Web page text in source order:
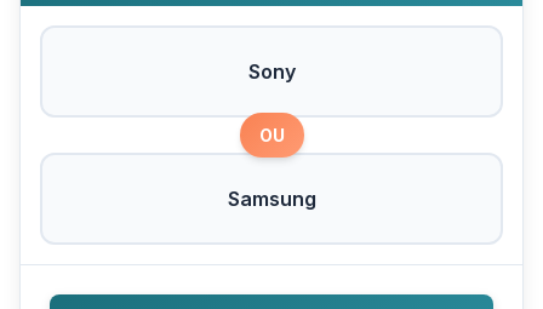
Sony
OU
Samsung